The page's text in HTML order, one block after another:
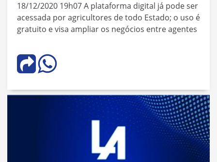
18/12/2020 19h07 A plataforma digital já pode ser
acessada por agricultores de todo Estado; o uso é
gratuito e visa ampliar os negócios entre agentes